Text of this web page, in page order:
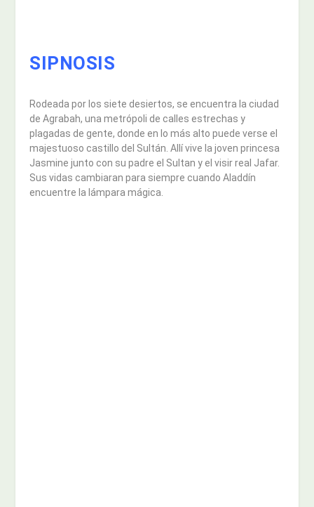
SIPNOSIS
Rodeada por los siete desiertos, se encuentra la ciudad
de Agrabah, una metrópoli de calles estrechas y
plagadas de gente, donde en lo más alto puede verse el
majestuoso castillo del Sultán. Allí vive la joven princesa
Jasmine junto con su padre el Sultan y el visir real Jafar.
Sus vidas cambiaran para siempre cuando Aladdín
encuentre la lámpara mágica.